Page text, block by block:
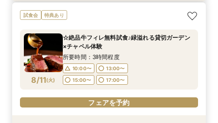
8/10(月)
【直前予約◎】初めての見学でも安心！見学×見
積り相談会
10:00〜
15:00〜
17:00〜
フェアを予約
8/10(月)
［タイパ重視］90分で相談会＆館内見学フェア
10:00〜
13:00〜
15:00〜
19:00〜
フェアを予約
8/10(月)
☆【衣裳重視】ドレスサロンでの試着メインフェ
ア×カラー診断
10:00〜
16:00〜
フェアを予約
8/10(月)
［韓国風レタッチが人気！］フォトウエディング
相談会
10:00〜
14:00〜
16:00〜
18:00〜
8/10(月)
［少人数貸切ウェディング］BIG特典×絶品牛
フィレ試食
10:00〜
フェアを予約
8/10(月)
［★平日限定★］全館ゆったり見学×絶品ランチ
付き相談会
10:00〜
フェアを予約
8/10(月)
平日【予算も安心◎】6ヶ月以内★マタニティ＆
パパママキッズ婚
10:00〜
フェアを予約
試食会 特典あり
8/11(火)
☆絶品牛フィレ無料試食♪緑溢れる貸切ガーデン
×チャペル体験
所要時間：3時間程度
10:00〜
13:00〜
15:00〜
17:00〜
フェアを予約